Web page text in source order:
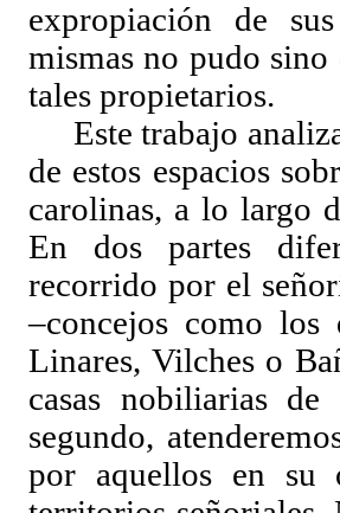
expropiación de
mismas no pudo
tales propietarios.
Este trabajo
de estos espacios
carolinas, a lo largo
En dos partes
recorrido por el
–concejos como
Linares, Vilches o
casas nobiliarias
segundo,
por aquellos en su